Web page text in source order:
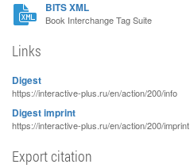
BITS XML
Book Interchange Tag Suite
Links
Digest
https://interactive-plus.ru/en/action/200/info
Digest imprint
https://interactive-plus.ru/en/action/200/imprint
Export citation